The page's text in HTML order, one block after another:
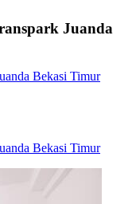
Juanda
Bekasi Timur
Bekasi Timur